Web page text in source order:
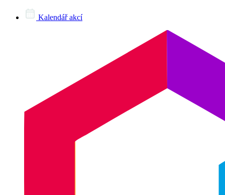
Kalendář akcí